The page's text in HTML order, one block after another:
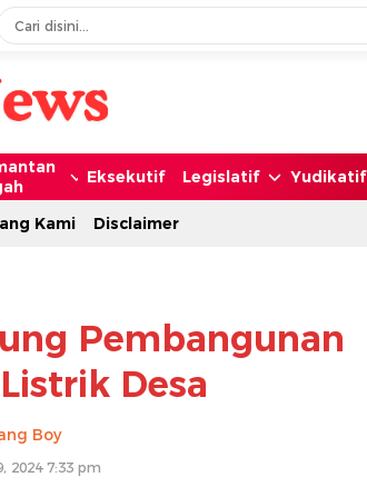
Eksekutif Legislatif Yudikatif
Kami Disclaimer
Pembangunan
Desa
Boy
2024 7:33 pm